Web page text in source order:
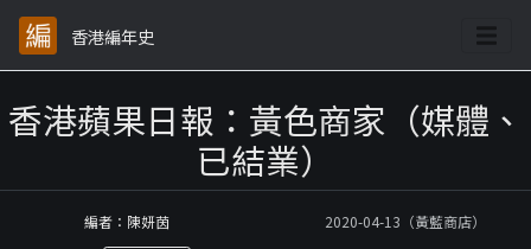
香港編年史
香港蘋果日報：黃色商家（媒體、
已結業）
編者：陳妍茵 2020-04-13（黃藍商店）